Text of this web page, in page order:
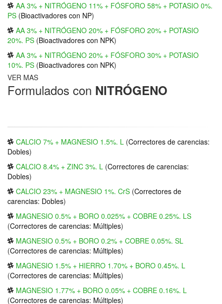
AA 3% + NITRÓGENO 11% + FÓSFORO 58% + POTASIO 0%.
PS (Bioactivadores con NP)
AA 3% + NITRÓGENO 20% + FÓSFORO 20% + POTASIO
20%. PS (Bioactivadores con NPK)
AA 3% + NITRÓGENO 20% + FÓSFORO 30% + POTASIO
10%. PS (Bioactivadores con NPK)
VER MAS
Formulados con NITRÓGENO
CALCIO 7% + MAGNESIO 1.5%. L (Correctores de carencias:
Dobles)
CALCIO 8.4% + ZINC 3%. L (Correctores de carencias:
Dobles)
CALCIO 23% + MAGNESIO 1%. CrS (Correctores de
carencias: Dobles)
MAGNESIO 0.5% + BORO 0.025% + COBRE 0.25%. LS
(Correctores de carencias: Múltiples)
MAGNESIO 0.5% + BORO 0.2% + COBRE 0.05%. SL
(Correctores de carencias: Múltiples)
MAGNESIO 1.5% + HIERRO 1.70% + BORO 0.45%. L
(Correctores de carencias: Múltiples)
MAGNESIO 1.77% + BORO 0.05% + COBRE 0.16%. L
(Correctores de carencias: Múltiples)